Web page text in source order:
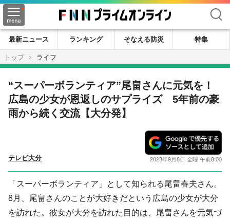
検索
最新ニュース ランキング そなえる防災
特集
トップ
ライフ
“スーパーボランティア”尾畠さんに元気を！
広島の少女が恩返しのサプライズ 5年前の豪
雨から続く交流【大分発】
テレビ大分 2023年9月8日 金曜 午前8:00
「スーパーボランティア」として知られる尾畠春夫さん。
8月、尾畠さんのことが大好きだという広島の少女が大分
を訪れた。彼女が大分を訪れた目的は、尾畠さんを元気づ